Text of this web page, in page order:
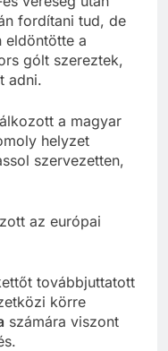
fordítani tud, de
eldöntötte a
gólt szereztek,
adni.
a magyar
helyzet
szervezetten,
az európai
továbbjuttatott
körre
számára viszont